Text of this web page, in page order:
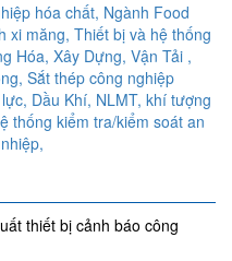
hóa chất, Ngành Food
xi măng, Thiết bị và hệ thống
Hóa, Xây Dựng, Vận Tải ,
Sắt thép công nghiệp
Dầu Khí, NLMT, khí tượng
thống kiểm tra/kiểm soát an
thiết bị cảnh báo công